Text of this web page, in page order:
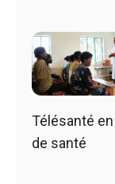
Télésanté
de santé